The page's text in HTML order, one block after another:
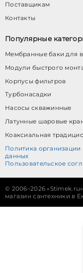
Поставщикам
Контакты
Популярные
Мембранные баки для
Модули быстрого
Корпусы фильтров
Турбонасадки
Насосы скважинные
Латунные шаровые
Коаксиальная
Политика
данных
Пользовательское
© 2006–2026
магазин сантехники в